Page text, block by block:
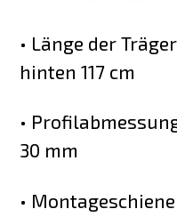
• Länge der
hinten 117 cm
•
30 mm
•